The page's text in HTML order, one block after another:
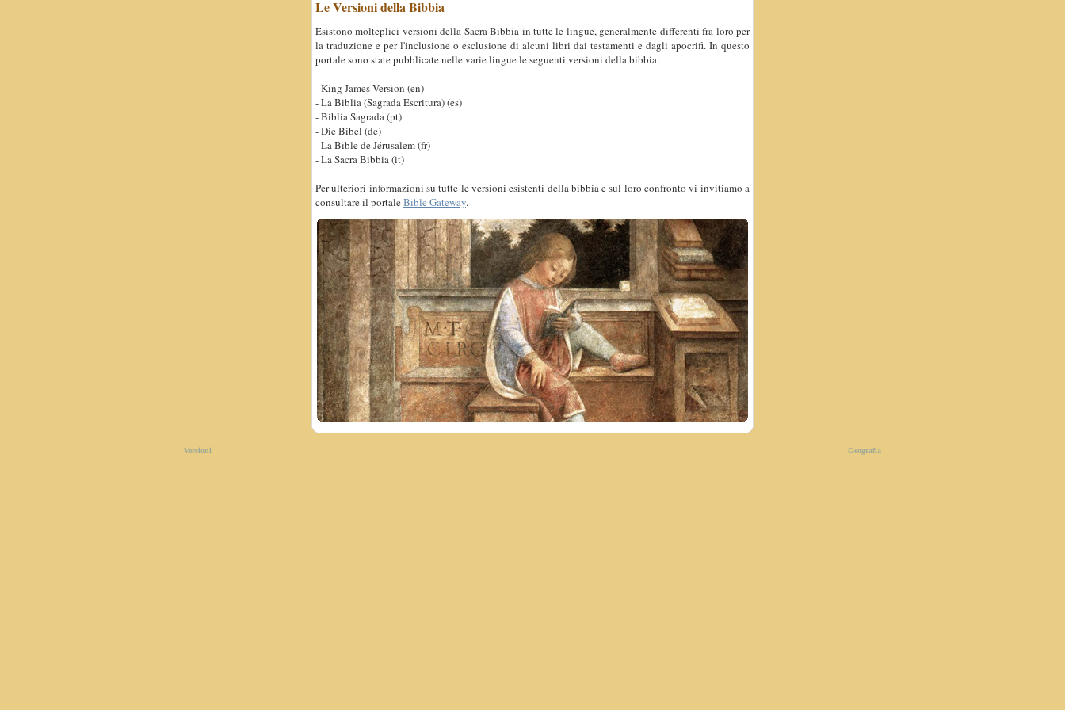
Le Versioni della Bibbia
Esistono molteplici versioni della Sacra Bibbia in tutte le lingue, generalmente differenti fra loro per
la traduzione e per l'inclusione o esclusione di alcuni libri dai testamenti e dagli apocrifi. In questo
portale sono state pubblicate nelle varie lingue le seguenti versioni della bibbia:
- King James Version (en)
- La Biblia (Sagrada Escritura) (es)
- Biblia Sagrada (pt)
- Die Bibel (de)
- La Bible de Jérusalem (fr)
- La Sacra Bibbia (it)
Per ulteriori informazioni su tutte le versioni esistenti della bibbia e sul loro confronto vi invitiamo a
consultare il portaleBible Gateway.
Versioni Geografia